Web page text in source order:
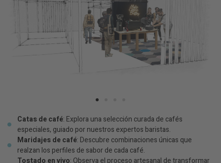
Catas de café: Explora una selección curada de cafés
especiales, guiado por nuestros expertos baristas.
Maridajes de café: Descubre combinaciones únicas que
realzan los perfiles de sabor de cada café.
Tostado en vivo: Observa el proceso artesanal de transformar